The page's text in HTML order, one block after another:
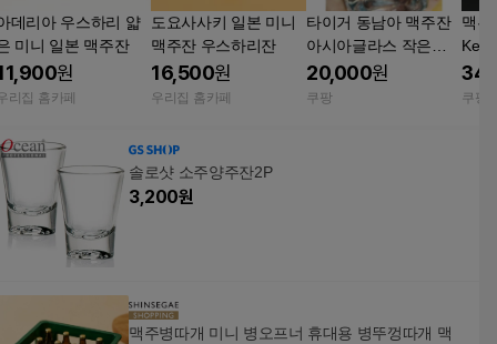
데리아 우스하리 얇
미니 일본 맥주잔
원
리집 홈카페
도요사사키 일본 미니
맥주잔 우스하리잔
16,500원
우리집 홈카페
타이거 동남아 맥주잔
아시아글라스 작은유
리컵 소맥잔 텀블러 유
리컵 작은잔 Tiger 125
20,000원
쿠팡
맥홈
Keg
쿠팡
솔로샷 소주양주잔2P
3,200원
맥주병따개 미니 병오프너 휴대용 병뚜껑따개 맥